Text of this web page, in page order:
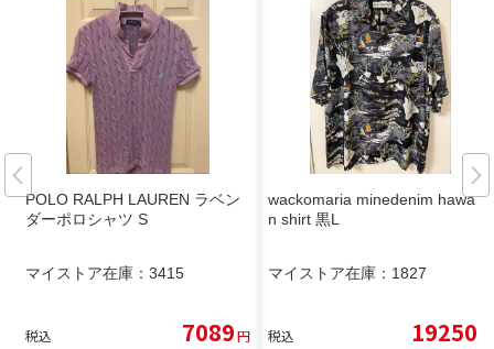
POLO RALPH LAUREN ラベン
ダーポロシャツ S
マイストア在庫： 3415
税込 7089円
wackomaria minedenim hawaiia
n shirt 黒L
マイストア在庫： 1827
税込 19250